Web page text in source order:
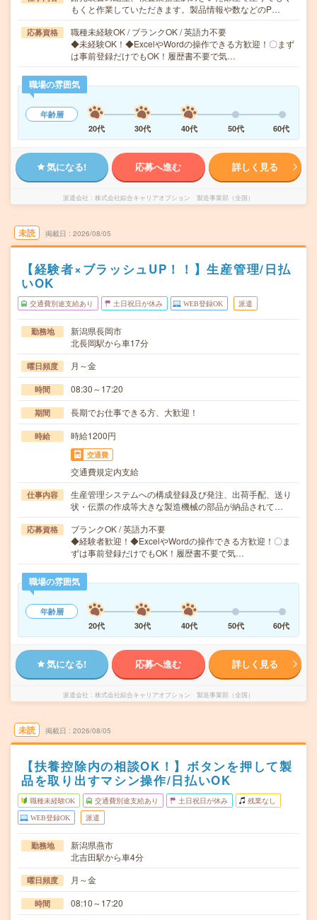
もくと作業していただきます。製品情報や数などのP…
応募資格
職種未経験OK / ブランクOK / 英語力不要
◆未経験OK！◆ExcelやWordの操作できる方歓迎！〇まず
は事前登録だけでもOK！履歴書不要で気…
職場の雰囲気
年齢層
20代
30代 40代 50代 60代
気になる! 応募へ進む 詳しく見る
派遣会社 株式会社綜合キャリアオプション 製造事業部（全国）
未読 掲載日 2026/08/05
【経験者×ブラッシュUP！！】生産管理/日払
いOK
交通費別途支給あり 土日祝日が休み WEB登録OK 派遣
勤務地
新潟県長岡市
北長岡駅から車17分
曜日頻度 月～金
時間 08:30～17:20
期間 長期でお仕事できる方、大歓迎！
時給 時給1200円
交通費
交通費規定内支給
仕事内容
生産管理システムへの構成登録及び発注、出荷手配、送り
状・伝票の作成等大きな製造機械の部品が納品されて…
応募資格
ブランクOK / 英語力不要
◆経験者歓迎！◆ExcelやWordの操作できる方歓迎！〇ま
ずは事前登録だけでもOK！履歴書不要で気…
職場の雰囲気
年齢層
20代
30代 40代 50代 60代
気になる! 応募へ進む 詳しく見る
派遣会社 株式会社綜合キャリアオプション 製造事業部（全国）
未読 掲載日 2026/08/05
【扶養控除内の相談OK！】ボタンを押して製
品を取り出すマシン操作/日払いOK
職種未経験OK 交通費別途支給あり 土日祝日が休み 残業なし
WEB登録OK 派遣
勤務地
新潟県燕市
北吉田駅から車4分
曜日頻度 月～金
時間 08:10～17:20